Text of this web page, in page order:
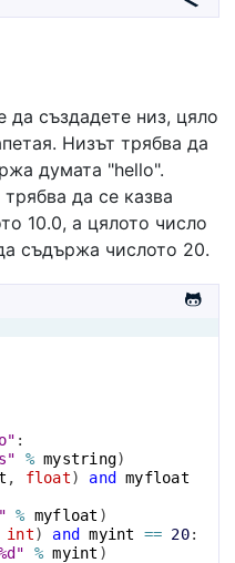
да създадете низ, цяло
Низът трябва да
думата "hello".
да се казва
10.0, а цялото число
съдържа числото 20.
:
% mystring)
, float) and
myfloat
% myfloat )
int) and myint == 20:
% myint )